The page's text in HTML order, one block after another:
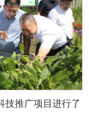
技推广项目进行了